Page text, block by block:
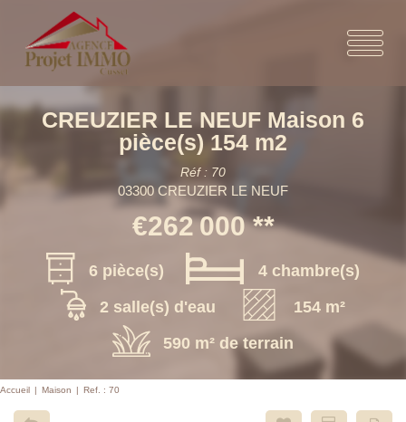
CREUZIER LE NEUF Maison 6
pièce(s) 154 m2
Réf : 70
03300 CREUZIER LE NEUF
€262 000 **
6 pièce(s)
4 chambre(s)
2 salle(s) d'eau
154 m²
590 m² de terrain
Accueil Maison Ref. : 70